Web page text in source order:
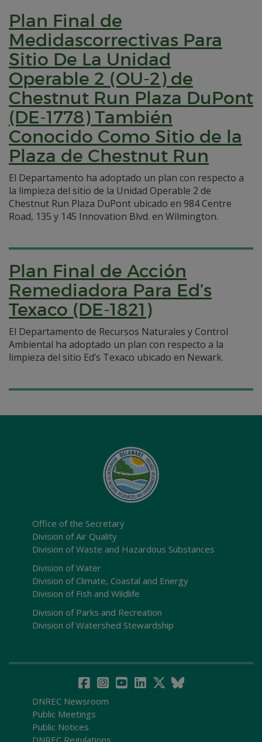
Plan Final de
Medidascorrectivas Para
Sitio De La Unidad
Operable 2 (OU-2) de
Chestnut Run Plaza DuPont
(DE-1778) También
Conocido Como Sitio de la
Plaza de Chestnut Run
El Departamento ha adoptado un plan con respecto a
la limpieza del sitio de la Unidad Operable 2 de
Chestnut Run Plaza DuPont ubicado en 984 Centre
Road, 135 y 145 Innovation Blvd. en Wilmington.
Plan Final de Acción
Remediadora Para Ed’s
Texaco (DE-1821)
El Departamento de Recursos Naturales y Control
Ambiental ha adoptado un plan con respecto a la
limpieza del sitio Ed’s Texaco ubicado en Newark.
Office of the Secretary
Division of Air Quality
Division of Waste and Hazardous Substances
Division of Water
Division of Climate, Coastal and Energy
Division of Fish and Wildlife
Division of Parks and Recreation
Division of Watershed Stewardship
DNREC Newsroom
Public Meetings
Public Notices
DNREC Regulations